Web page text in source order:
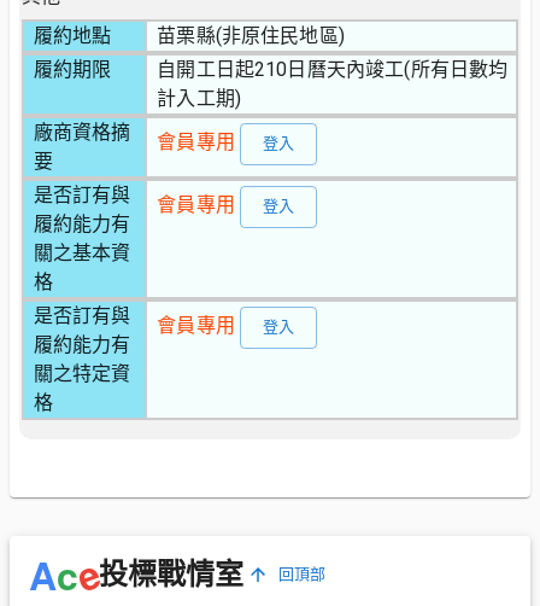
履約地點
苗栗縣(非原住民地區)
履約期限
自開工日起210日曆天內竣工(所有日數均
計入工期)
廠商資格摘
要
會員專用 登入
是否訂有與
履約能力有
關之基本資
格
會員專用 登入
是否訂有與
履約能力有
關之特定資
格
會員專用 登入
Ace投標戰情室 回頂部